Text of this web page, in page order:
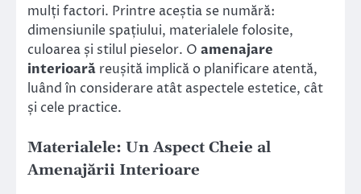
mulți factori. Printre aceștia se numără:
dimensiunile spațiului, materialele folosite,
culoarea și stilul pieselor. O amenajare
interioară reușită implică o planificare atentă,
luând în considerare atât aspectele estetice, cât
și cele practice.
Materialele: Un Aspect Cheie al
Amenajării Interioare